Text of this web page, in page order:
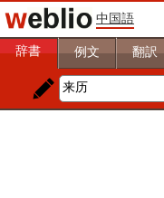
中国語
辞書 例文 翻訳